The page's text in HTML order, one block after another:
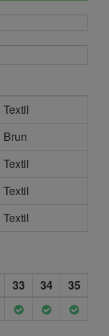
Textil
Brun
Textil
Textil
Textil
33 34
35